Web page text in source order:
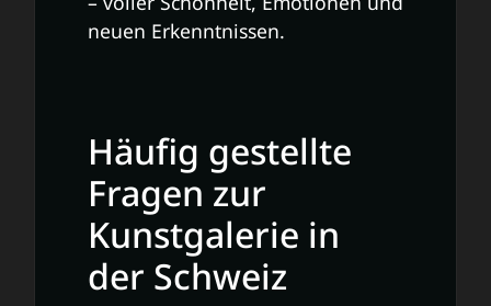
neuen Erkenntnissen.
Häufig gestellte
Fragen zur
Kunstgalerie in
der Schweiz